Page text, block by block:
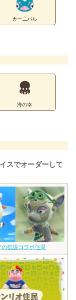
カーニバル
海の幸
スでオーダーして
の伝説コラボ住民